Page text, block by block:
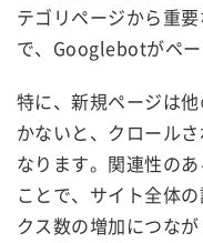
テゴリページから重
で、Googlebotがペー
特に、新規ページは
かないと、クロール
なります。関連性の
ことで、サイト全体
クス数の増加につなが